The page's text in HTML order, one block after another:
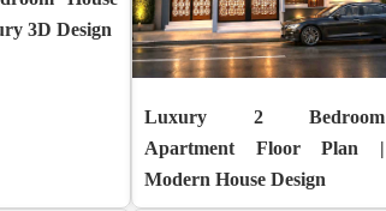
3D Design
Luxury 2 Bedroom
Apartment Floor Plan |
Modern House Design